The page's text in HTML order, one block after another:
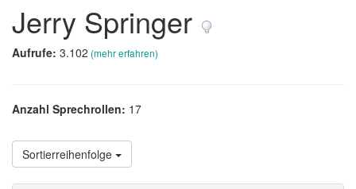
Jerry Springer
Aufrufe: 3.102 (mehr erfahren)
Anzahl Sprechrollen: 17
Sortierreihenfolge